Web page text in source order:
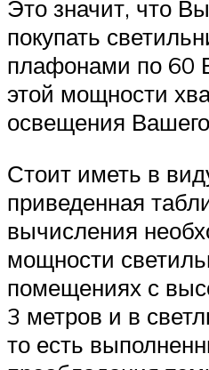
Это значит, что
покупать
плафонами по 60
этой мощности
освещения
Стоит иметь в
приведенная
вычисления
мощности
помещениях с
3 метров и в
то есть